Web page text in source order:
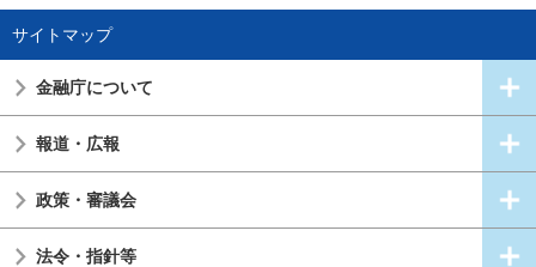
サイトマップ
金融庁について
報道・広報
政策・審議会
法令・指針等